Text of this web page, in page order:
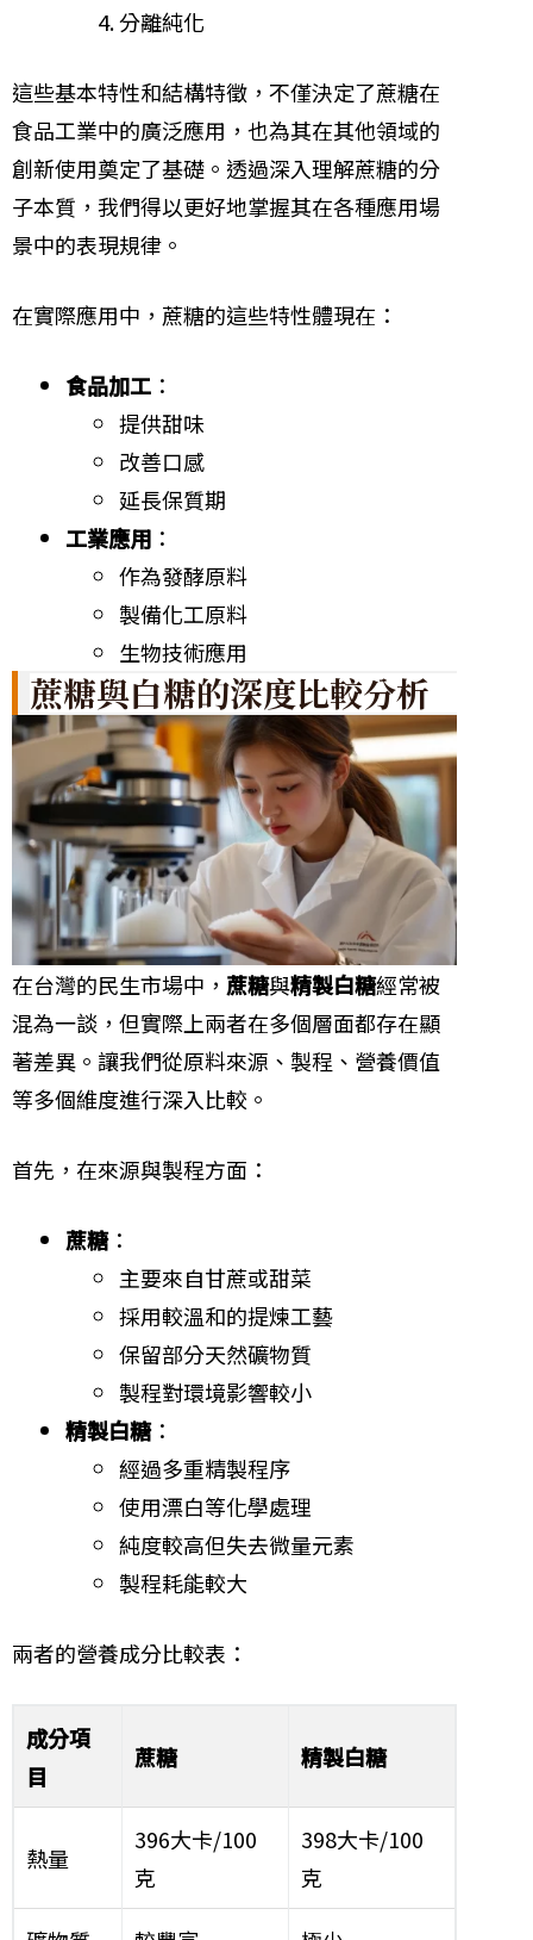
分離純化
這些基本特性和結構特徵，不僅決定了蔗糖在
食品工業中的廣泛應用，也為其在其他領域的
創新使用奠定了基礎。透過深入理解蔗糖的分
子本質，我們得以更好地掌握其在各種應用場
景中的表現規律。
在實際應用中，蔗糖的這些特性體現在：
食品加工 ：
提供甜味
改善口感
延長保質期
工業應用 ：
作為發酵原料
製備化工原料
生物技術應用
蔗糖與白糖的深度比較分析
在台灣的民生市場中， 蔗糖與精製白糖經常被
混為一談，但實際上兩者在多個層面都存在顯
著差異。讓我們從原料來源、製程、營養價值
等多個維度進行深入比較。
首先，在來源與製程方面：
蔗糖：
主要來自甘蔗或甜菜
採用較溫和的提煉工藝
保留部分天然礦物質
製程對環境影響較小
精製白糖：
經過多重精製程序
使用漂白等化學處理
純度較高但失去微量元素
製程耗能較大
兩者的營養成分比較表：
成分項
目
蔗糖 精製白糖
熱量
396大卡/100
克
398大卡/100
克